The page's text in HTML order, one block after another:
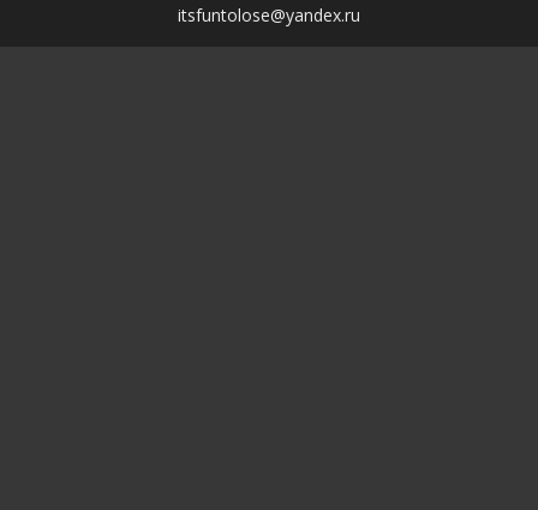
itsfuntolose@yandex.ru